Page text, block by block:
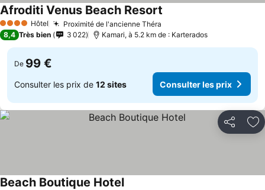
4 Étoiles Hôtel Proximité de l'ancienne Théra
Afroditi Venus Beach Resort
8,4 Très bien 3 022 Kamari, à 5.2 km de : Karterados
De 99 €
Consulter les prix de 12 sites Consulter les prix
Partager
Beach Boutique Hotel